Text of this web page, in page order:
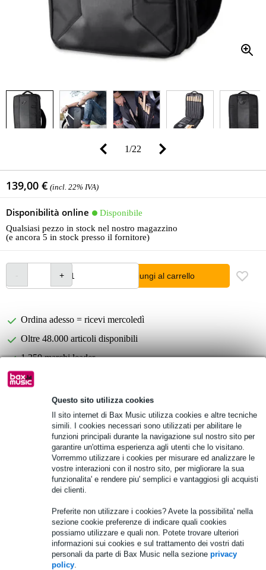
Questo sito utilizza cookies
Il sito internet di Bax Music utilizza cookies e altre tecniche
simili. I cookies necessari sono utilizzati per abilitare le
funzioni principali durante la navigazione sul nostro sito per
garantire un'ottima esperienza agli utenti che lo visitano.
Vorremmo utilizzare i cookies per misurare ed analizzare le
vostre interazioni con il nostro sito, per migliorare la sua
funzionalita' e rendere piu' semplici e vantaggiosi gli acquisti
dei clienti.
Preferite non utilizzare i cookies? Avete la possibilita' nella
sezione cookie preferenze di indicare quali cookies
possiamo utilizzare e quali non. Potete trovare ulteriori
informazioni sui cookies e sul trattamento dei vostri dati
personali da parte di Bax Music nella sezione privacy
policy.
1/22
139,00 € (incl. 22% IVA)
Disponibilità online
Disponibile
Qualsiasi pezzo in stock nel nostro magazzino
(e ancora 5 in stock presso il fornitore)
Aggiungi al carrello
Ordina adesso = ricevi mercoledì
Oltre 48.000 articoli disponibili
1.250 marchi leader
Scegli adesso i 2 anni di garanzia aggiuntiva e molti altri
vantaggi!
6,95 € di premio
Informazioni sul prodotto
14 coppie di bacchette
chiavi per batteria e altri piccoli accessori
comodi spallacci
Etichetta di recupero globale
Specifiche complete